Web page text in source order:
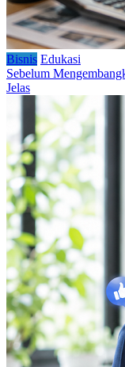
Bisnis Edukasi
Sebelum
Jelas